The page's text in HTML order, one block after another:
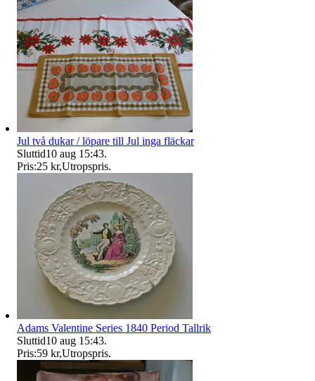
Jul två dukar / löpare till Jul inga fläckar
Sluttid10 aug 15:43.
Pris:25 kr,Utropspris.
Adams Valentine Series 1840 Period Tallrik
Sluttid10 aug 15:43.
Pris:59 kr,Utropspris.